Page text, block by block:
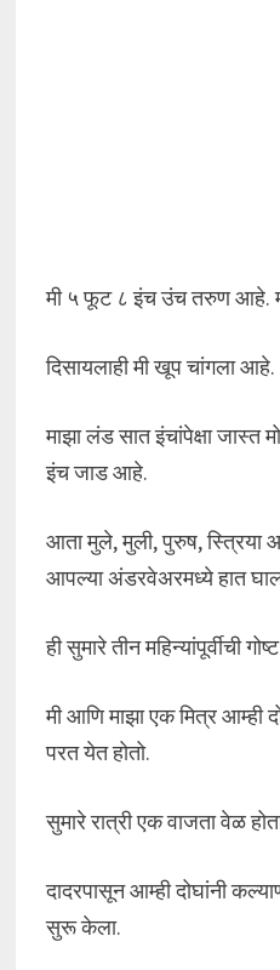
मी ५ फूट ८ इंच उंच तरुण आहे.
दिसायलाही मी खूप चांगला आहे.
माझा लंड सात इंचांपेक्षा जास्त
इंच जाड आहे.
आता मुले, मुली, पुरुष, स्त्रिया
आपल्या अंडरवेअरमध्ये हात
ही सुमारे तीन महिन्यांपूर्वीची
मी आणि माझा एक मित्र आम्ही
परत येत होतो.
सुमारे रात्री एक वाजता वेळ
दादरपासून आम्ही दोघांनी
सुरू केला.